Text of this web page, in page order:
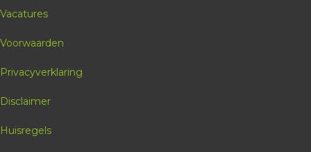
Vacatures
Voorwaarden
Privacyverklaring
Disclaimer
Huisregels